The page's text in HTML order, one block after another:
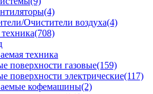
(4)
Очистители воздуха(4)
(708)
техника
поверхности газовые(159)
поверхности электрические(117)
кофемашины(2)